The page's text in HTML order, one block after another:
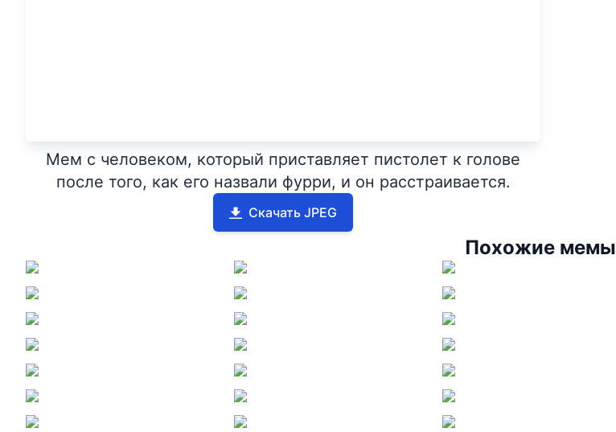
Мем с человеком, который приставляет пистолет к голове
после того, как его назвали фурри, и он расстраивается.
Скачать JPEG
Похожие мемы